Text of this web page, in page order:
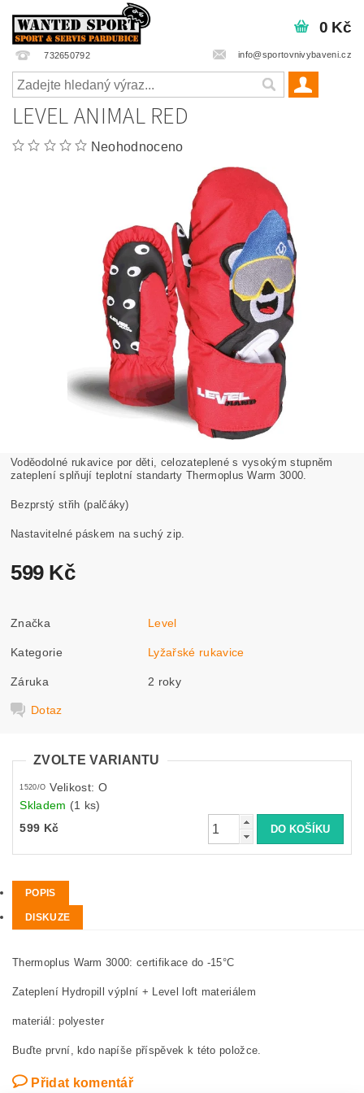
732650792 info@sportovnivybaveni.cz
0 Kč
LEVEL ANIMAL RED
Neohodnoceno
Voděodolné rukavice por děti, celozateplené s vysokým stupněm
zateplení splňují teplotní standarty Thermoplus Warm 3000.
Bezprstý střih (palčáky)
Nastavitelné páskem na suchý zip.
599 Kč
Značka Level
Kategorie Lyžařské rukavice
Záruka 2 roky
Dotaz
ZVOLTE VARIANTU
1520/O Velikost: O
Skladem (1 ks)
599 Kč
POPIS
DISKUZE
Thermoplus Warm 3000: certifikace do -15°C
Zateplení Hydropill výplní + Level loft materiálem
materiál: polyester
Buďte první, kdo napíše příspěvek k této položce.
Přidat komentář